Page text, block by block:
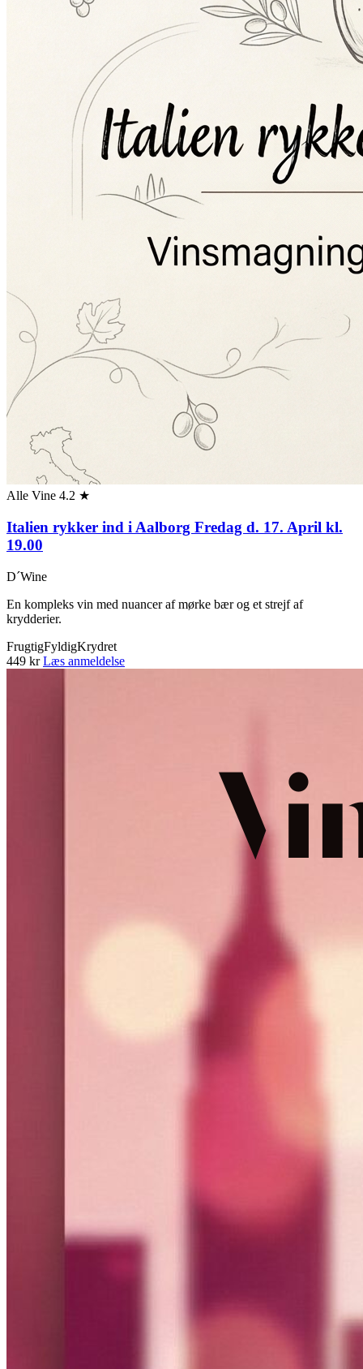
Alle Vine 4.2 ★
Italien rykker ind i Aalborg Fredag d. 17. April kl.
19.00
D´Wine
En kompleks vin med nuancer af mørke bær og et strejf af
krydderier.
FrugtigFyldigKrydret
449 kr Læs anmeldelse